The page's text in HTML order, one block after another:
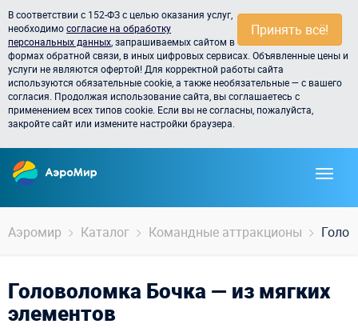
Принять всё!
В соответствии с 152-ФЗ с целью оказания услуг,
необходимосогласие на обработку
персональных данных , запрашиваемых сайтом в
формах обратной связи, в иных цифровых сервисах. Объявленные цены и
услуги не являются офертой! Для корректной работы сайта
используются обязательные cookie, а также необязательные — с вашего
согласия. Продолжая использование сайта, вы соглашаетесь с
применением всех типов cookie. Если вы не согласны, пожалуйста,
закройте сайт или измените настройки браузера.
Аэромир Каталог Командные аттракционы
Головоломка Бочка — из мягких
элементов